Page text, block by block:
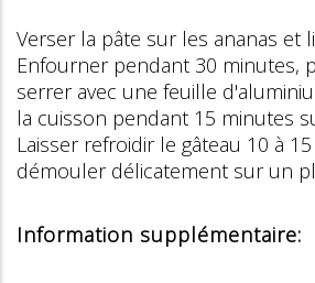
Verser la pâte sur les ananas et
Enfourner pendant 30 minutes,
serrer avec une feuille
la cuisson pendant 15 minutes
Laisser refroidir le gâteau 10 à
démouler délicatement sur un
Information supplémentaire: